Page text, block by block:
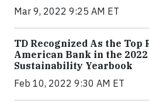
Mar 9, 2022 9:25 AM ET
TD Recognized As the Top
American Bank in the 2022
Sustainability Yearbook
Feb 10, 2022 9:30 AM ET